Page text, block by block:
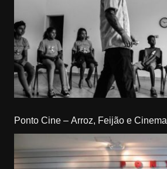
Ponto Cine – Arroz, Feijão e Cinema